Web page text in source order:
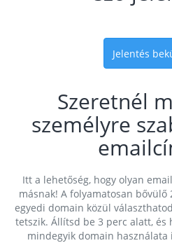
Jelentés
Szeretnél
személyre
Itt a lehetőség, hogy olyan
másnak! A folyamatosan
egyedi domain közül
tetszik. Állítsd be 3 perc alatt,
mindegyik domain használata